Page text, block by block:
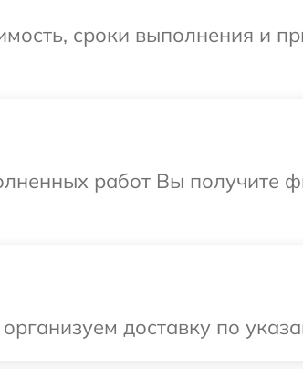
сроки выполнения и
работ Вы получите
доставку по